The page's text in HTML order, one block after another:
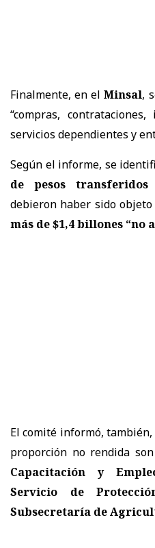
Finalmente, en elMinsal,
“compras,
servicios dependientes y
Según el informe, se
de pesos
debieron haber sido objeto
más de $1,4 billones
El comité informó,
proporción no rendida
Capacitación y
Servicio de
Subsecretaría de